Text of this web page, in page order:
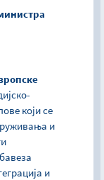
који се
и
и